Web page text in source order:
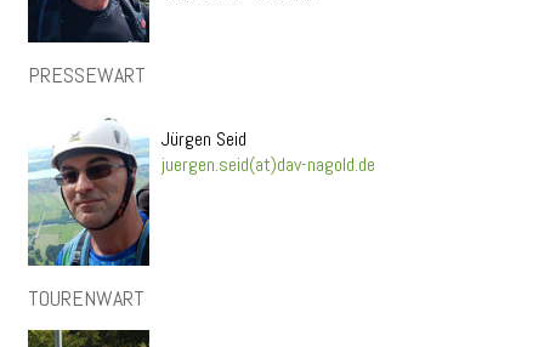
PRESSEWART
Jürgen Seid
juergen.seid(at)dav-nagold.de
TOURENWART